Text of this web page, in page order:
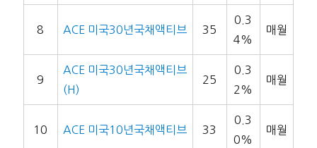
8 ACE 미국30년국채액티브 35
0.3
4%
매월
9
ACE 미국30년국채액티브
(H)
25
0.3
2%
매월
10 ACE 미국10년국채액티브 33
0.3
0%
매월